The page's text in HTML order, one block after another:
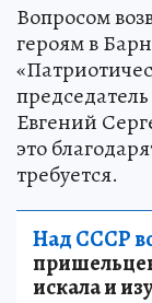
Вопросом
героям в
Евгений
это
требуется.
Над СССР
искала и